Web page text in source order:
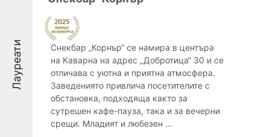
Лауреати
Снекбар „Корнър“ се намира в центъра
на Каварна на адрес „Добротица“ 30 и се
отличава с уютна и приятна атмосфера.
Заведениято привлича посетителите с
обстановка, подходяща както за
сутрешен кафе-пауза, така и за вечерни
срещи. Младият и любезен ...